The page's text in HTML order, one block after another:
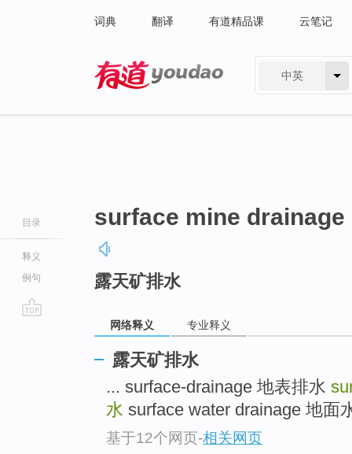
词典 翻译 有道精品课 云笔记
中英
目录
释义
例句
surface mine drainage
露天矿排水
网络释义 专业释义
露天矿排水
... surface-drainage 地表排水
水 surface water drainage 地面
基于12个网页-相关网页